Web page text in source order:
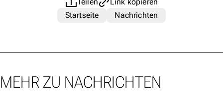
Teilen
Link kopieren
Startseite
Nachrichten
MEHR ZU NACHRICHTEN